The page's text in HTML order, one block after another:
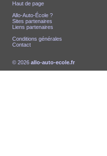
Haut de page
Allo-Auto-École ?
Sites partenaires
Liens partenaires
Conditions générales
Contact
© 2026 allo-auto-ecole.fr